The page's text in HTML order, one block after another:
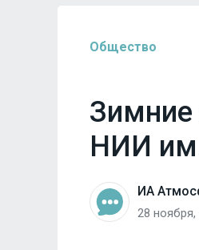
Общество
Зимние
НИИ
ИА
28 ноября,